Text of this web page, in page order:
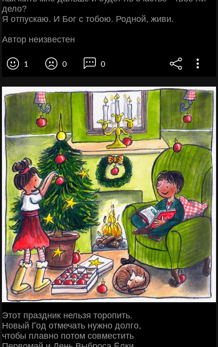
дело?
Я отпускаю. И Бог с тобою. Родной, живи.
Автор неизвестен
1 0 0
Этот праздник нельзя торопить.
Новый Год отмечать нужно долго,
чтобы плавно потом совместить